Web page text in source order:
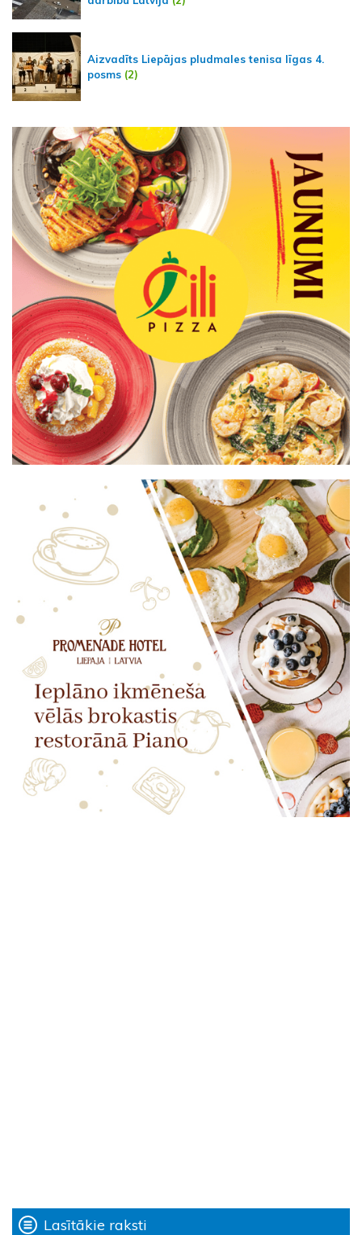
Aizvadīts Liepājas pludmales tenisa līgas 4.
posms (2)
Lasītākie raksti